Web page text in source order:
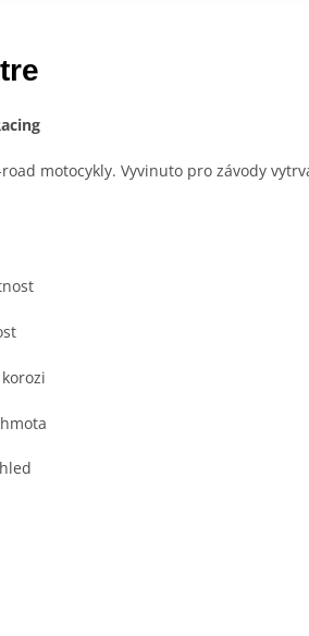
motocykly. Vyvinuto pro závody